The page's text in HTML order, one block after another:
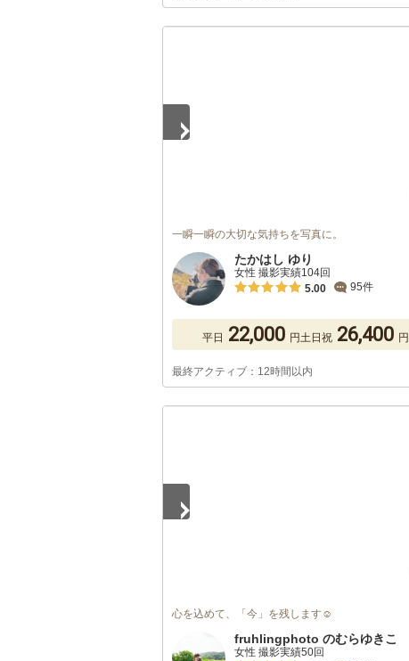
一瞬一瞬の大切な気持ちを写真に。
たかはし ゆり
女性 撮影実績104回
5.00
95件
平日 22,000 円土日祝 26,400 円
最終アクティブ：12時間以内
心を込めて、「今」を残します☺︎︎
fruhlingphoto のむらゆきこ
女性 撮影実績50回